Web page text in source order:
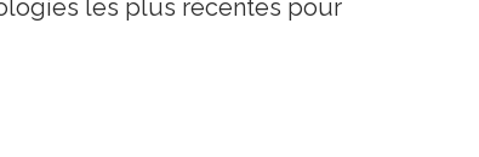
les plus récentes pour